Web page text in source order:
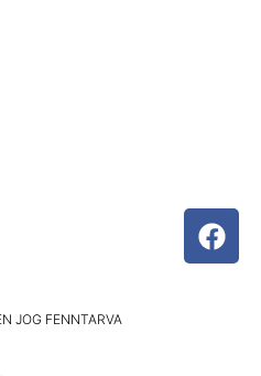
JOG FENNTARVA